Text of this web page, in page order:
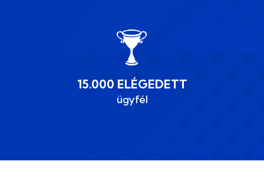
15.000 ELÉGEDETT
ügyfél